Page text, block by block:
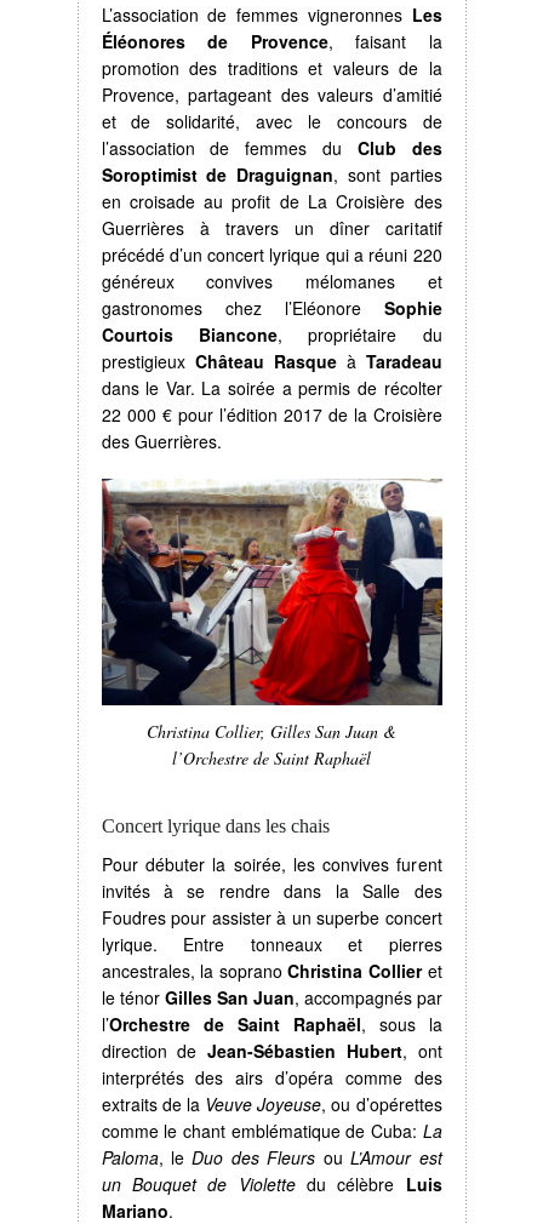
L’association de femmes vigneronnes Les
Éléonores de Provence, faisant la
promotion des traditions et valeurs de la
Provence, partageant des valeurs d’amitié
et de solidarité, avec le concours de
l’association de femmes du Club des
Soroptimist de Draguignan, sont parties
en croisade au profit de La Croisière des
Guerrières à travers un dîner caritatif
précédé d’un concert lyrique qui a réuni 220
généreux convives mélomanes et
gastronomes chez l’Eléonore Sophie
Courtois Biancone, propriétaire du
prestigieux Château Rasqueà Taradeau
dans le Var. La soirée a permis de récolter
22 000 € pour l’édition 2017 de la Croisière
des Guerrières.
Christina Collier, Gilles San Juan &
l’Orchestre de Saint Raphaël
Concert lyrique dans les chais
Pour débuter la soirée, les convives furent
invités à se rendre dans la Salle des
Foudres pour assister à un superbe concert
lyrique. Entre tonneaux et pierres
ancestrales, la sopranoChristina Collieret
le ténor Gilles San Juan, accompagnés par
l’Orchestre de Saint Raphaël, sous la
direction de Jean-Sébastien Hubert, ont
interprétés des airs d’opéra comme des
extraits de la Veuve Joyeuse, ou d’opérettes
comme le chant emblématique de Cuba: La
Paloma, leDuo des Fleurs ouL’Amour est
un Bouquet de Violettedu célèbre Luis
Mariano.